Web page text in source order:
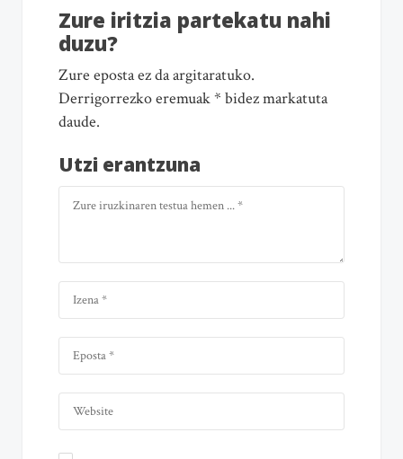
Zure iritzia partekatu nahi
duzu?
Zure eposta ez da argitaratuko.
Derrigorrezko eremuak * bidez markatuta
daude.
Utzi erantzuna